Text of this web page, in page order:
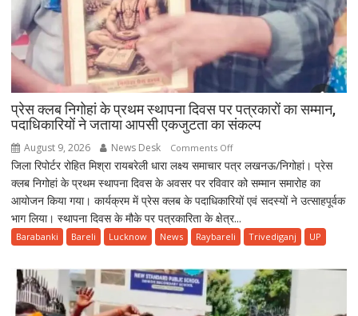
प्रेस क्लब निगोहां के प्रथम स्थापना दिवस पर पत्रकारों का सम्मान,
पदाधिकारियों ने जताया आपसी एकजुटता का संकल्प
August 9, 2026 News Desk Comments Offon
प्रेस
क्लब
निगोहां
के
प्रथम
दिवस
पर
पत्रकारों
जिला रिपोर्टर रोहित मिश्रा रायबरेली धारा लक्ष्य समाचार पत्र लखनऊ/निगोहां। प्रेस
क्लब निगोहां के प्रथम स्थापना दिवस के अवसर पर रविवार को सम्मान समारोह का
आयोजन किया गया। कार्यक्रम में प्रेस क्लब के पदाधिकारियों एवं सदस्यों ने उत्साहपूर्वक
भाग लिया। स्थापना दिवस के मौके पर पत्रकारिता के क्षेत्र...
Barabanki Bareli Lucknow News Raybareli Trivediganj UP